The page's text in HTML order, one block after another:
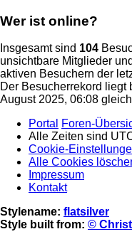
Wer ist online?
Insgesamt sind 104
unsichtbare Mitglieder
aktiven Besuchern der
Der Besucherrekord liegt
August 2025, 06:08
Portal Foren-
Alle Zeiten sind
Cookie-
Alle Cookies
Impressum
Kontakt
Stylename: flatsilver
Style built from: ©